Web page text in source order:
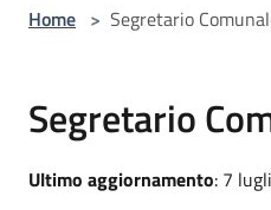
Home > Segretario
Segretario
Ultimo aggiornamento: 7